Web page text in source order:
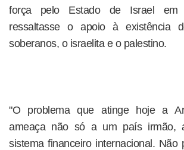
força pelo Estado de Israel em
ressaltasse o apoio à existência
soberanos, o israelita e o palestino.
"O problema que atinge hoje a
ameaça não só a um país irmão,
sistema financeiro internacional. Não